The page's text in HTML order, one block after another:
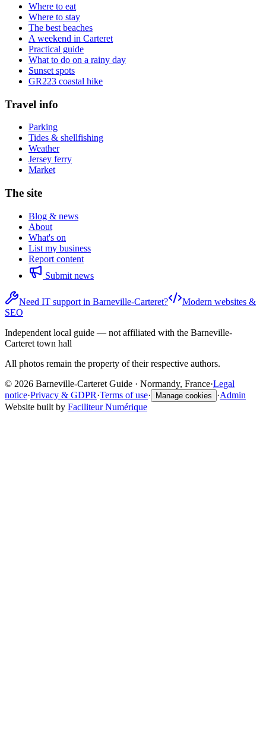
Where to eat
Where to stay
The best beaches
A weekend in Carteret
Practical guide
What to do on a rainy day
Sunset spots
GR223 coastal hike
Travel info
Parking
Tides & shellfishing
Weather
Jersey ferry
Market
The site
Blog & news
About
What's on
List my business
Report content
Submit news
Need IT support in Barneville-Carteret?
Modern websites &
SEO
Independent local guide — not affiliated with the Barneville-
Carteret town hall
All photos remain the property of their respective authors.
© 2026 Barneville-Carteret Guide · Normandy, France·Legal
notice·Privacy & GDPR·Terms of use· Manage cookies ·Admin
Website built by Faciliteur Numérique